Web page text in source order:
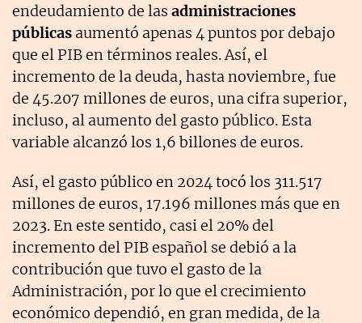
endeudamiento de las administraciones
públicas aumentó apenas 4 puntos por debajo
que el PIB en términos reales. Así, el
incremento de la deuda, hasta noviembre, fue
de 45.207 millones de euros, una cifra superior,
incluso, al aumento del gasto público. Esta
variable alcanzó los 1,6 billones de euros.
Así, el gasto público en 2024 tocó los 311.517
millones de euros, 17.196 millones más que en
2023. En este sentido, casi el 20% del
incremento del PIB español se debió a la
contribución que tuvo el gasto de la
Administración, por lo que el crecimiento
económico dependió, en gran medida, de la